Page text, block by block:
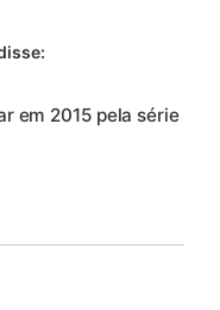
em 2015 pela série